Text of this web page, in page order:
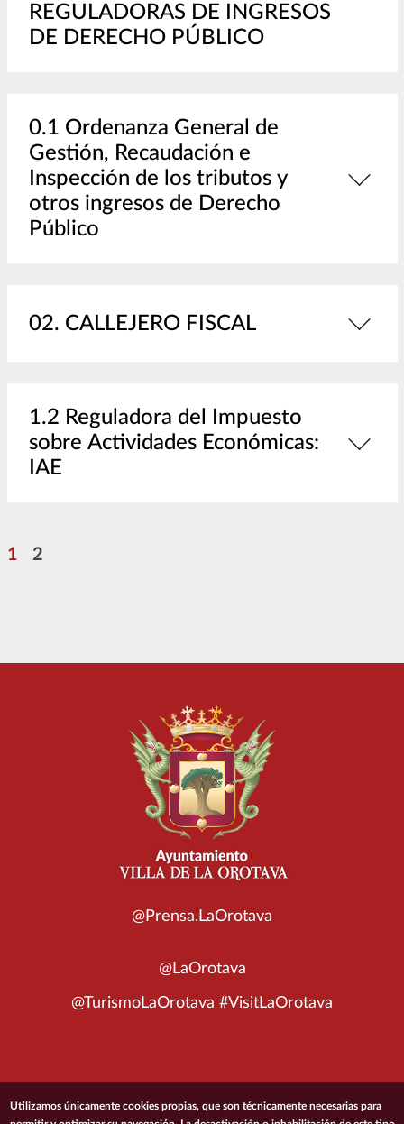
REGULADORAS DE INGRESOS
DE DERECHO PÚBLICO
0.1 Ordenanza General de
Gestión, Recaudación e
Inspección de los tributos y
otros ingresos de Derecho
Público
02. CALLEJERO FISCAL
1.2 Reguladora del Impuesto
sobre Actividades Económicas:
IAE
Paginación
Página
1 Página
2
@Prensa.LaOrotava
@LaOrotava
@TurismoLaOrotava #VisitLaOrotava
© 2026 Ayuntamiento de la Villa de La Orotava
Utilizamos únicamente cookies propias, que son técnicamente necesarias para